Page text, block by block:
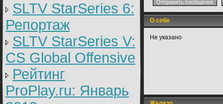
SLTV StarSeries 6:
Репортаж
SLTV StarSeries V:
CS Global Offensive
Рейтинг
ProPlay.ru: Январь
О себе
Не указано